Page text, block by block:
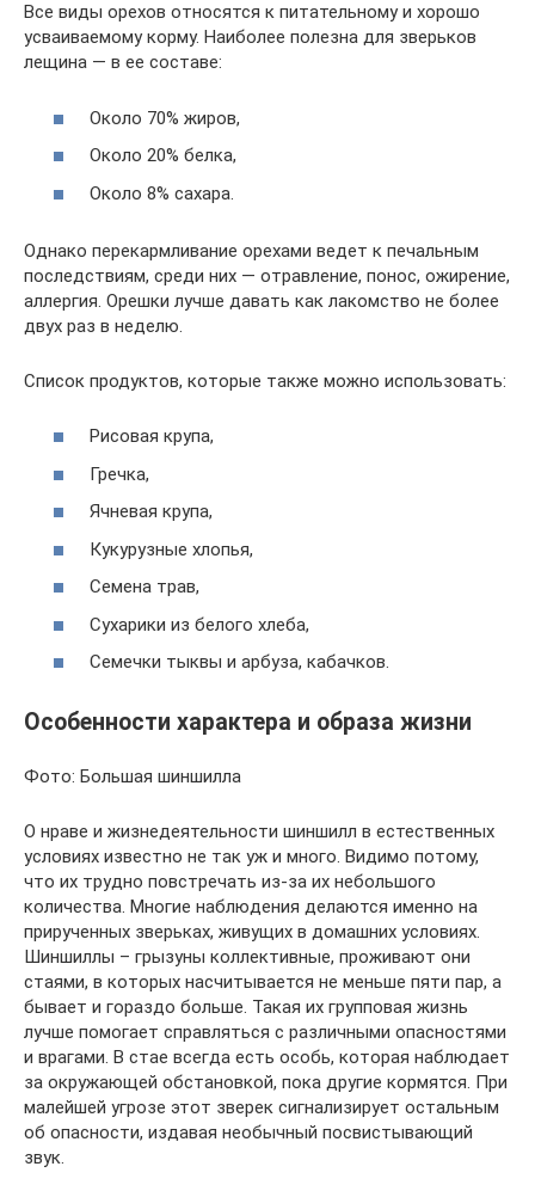
Все виды орехов относятся к питательному и хорошо
усваиваемому корму. Наиболее полезна для зверьков
лещина — в ее составе:
Около 70% жиров,
Около 20% белка,
Около 8% сахара.
Однако перекармливание орехами ведет к печальным
последствиям, среди них — отравление, понос, ожирение,
аллергия. Орешки лучше давать как лакомство не более
двух раз в неделю.
Список продуктов, которые также можно использовать:
Рисовая крупа,
Гречка,
Ячневая крупа,
Кукурузные хлопья,
Семена трав,
Сухарики из белого хлеба,
Семечки тыквы и арбуза, кабачков.
Особенности характера и образа жизни
Фото: Большая шиншилла
О нраве и жизнедеятельности шиншилл в естественных
условиях известно не так уж и много. Видимо потому,
что их трудно повстречать из-за их небольшого
количества. Многие наблюдения делаются именно на
прирученных зверьках, живущих в домашних условиях.
Шиншиллы – грызуны коллективные, проживают они
стаями, в которых насчитывается не меньше пяти пар, а
бывает и гораздо больше. Такая их групповая жизнь
лучше помогает справляться с различными опасностями
и врагами. В стае всегда есть особь, которая наблюдает
за окружающей обстановкой, пока другие кормятся. При
малейшей угрозе этот зверек сигнализирует остальным
об опасности, издавая необычный посвистывающий
звук.